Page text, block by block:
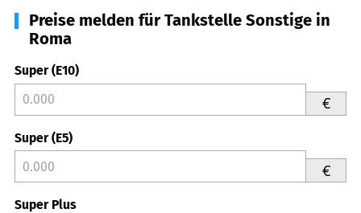
Preise melden für Tankstelle Sonstige in
Roma
Super (E10)
€
Super (E5)
€
Super Plus